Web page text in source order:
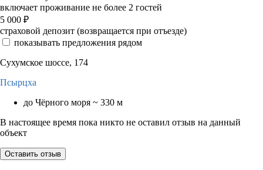
включает проживание не более 2 гостей
5 000 ₽
страховой депозит (возвращается при отъезде)
показывать предложения рядом
Сухумское шоссе, 174
Псырцха
до Чёрного моря ~ 330 м
В настоящее время пока никто не оставил отзыв на данный
объект
Оставить отзыв